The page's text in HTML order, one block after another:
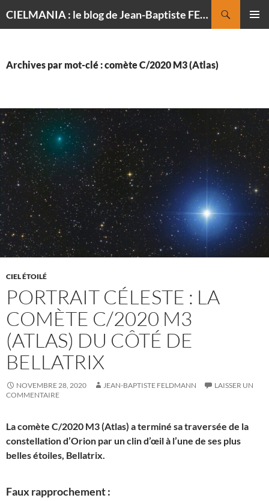
CIELMANIA : le blog de Jean-Baptiste FELDMANN, photographe du ciel
Archives par mot-clé : comète C/2020 M3 (Atlas)
CIEL ÉTOILÉ
PORTRAIT CÉLESTE : LA
COMÈTE C/2020 M3
(ATLAS) DU CÔTÉ DE
BELLATRIX
NOVEMBRE 28, 2020 JEAN-BAPTISTE FELDMANN
LAISSER UN
COMMENTAIRE
La comète C/2020 M3 (Atlas) a terminé sa traversée de la
constellation d’Orion par un clin d’œil à l’une de ses plus
belles étoiles, Bellatrix.
Faux rapprochement :